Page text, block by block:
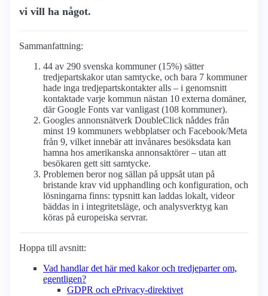
vi vill ha något.
Sammanfattning:
44 av 290 svenska kommuner (15%) sätter
tredjepartskakor utan samtycke, och bara 7 kommuner
hade inga tredjepartskontakter alls – i genomsnitt
kontaktade varje kommun nästan 10 externa domäner,
där Google Fonts var vanligast (108 kommuner).
Googles annonsnätverk DoubleClick nåddes från
minst 19 kommuners webbplatser och Facebook/Meta
från 9, vilket innebär att invånares besöksdata kan
hamna hos amerikanska annonsaktörer – utan att
besökaren gett sitt samtycke.
Problemen beror nog sällan på uppsåt utan på
bristande krav vid upphandling och konfiguration, och
lösningarna finns: typsnitt kan laddas lokalt, videor
bäddas in i integritetsläge, och analysverktyg kan
köras på europeiska servrar.
Hoppa till avsnitt:
Vad handlar det här med kakor och tredjeparter om,
egentligen?
GDPR och ePrivacy-direktivet